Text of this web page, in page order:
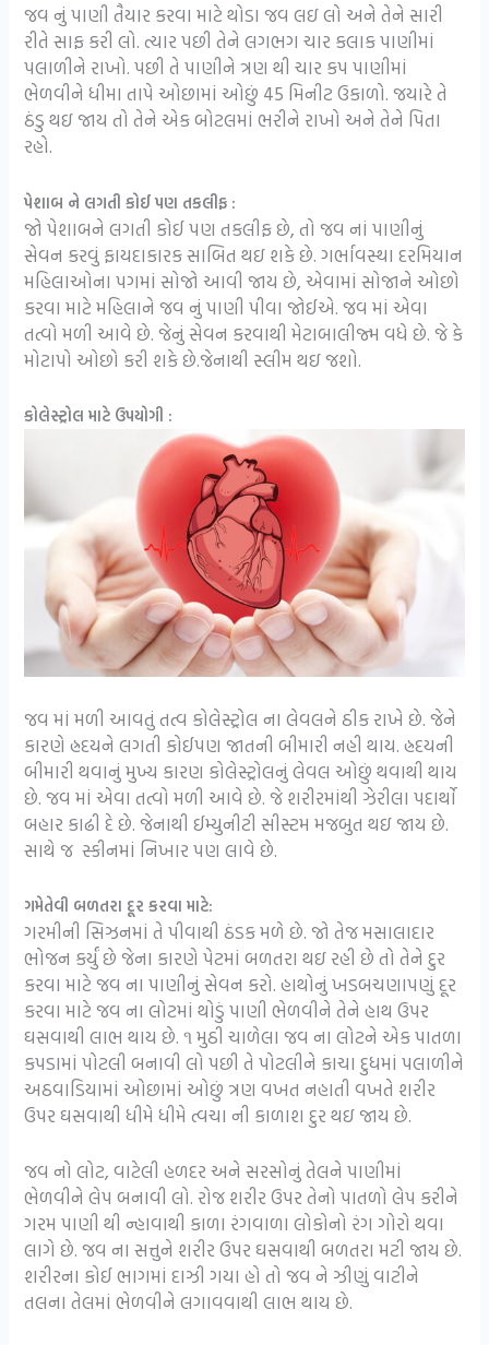
જવ નું પાણી તૈયાર કરવા માટે થોડા જવ લઇ લો અને તેને સારી
રીતે સાફ કરી લો. ત્યાર પછી તેને લગભગ ચાર કલાક પાણીમાં
પલાળીને રાખો. પછી તે પાણીને ત્રણ થી ચાર કપ પાણીમાં
ભેળવીને ધીમા તાપે ઓછામાં ઓછું 45 મિનીટ ઉકાળો. જયારે તે
ઠંડુ થઇ જાય તો તેને એક બોટલમાં ભરીને રાખો અને તેને પિતા
રહો.
પેશાબ ને લગતી કોઈ પણ તકલીફ :
જો પેશાબને લગતી કોઈ પણ તકલીફ છે, તો જવ નાં પાણીનું
સેવન કરવું ફાયદાકારક સાબિત થઇ શકે છે. ગર્ભાવસ્થા દરમિયાન
મહિલાઓના પગમાં સોજો આવી જાય છે, એવામાં સોજાને ઓછો
કરવા માટે મહિલાને જવ નું પાણી પીવા જોઈએ. જવ માં એવા
તત્વો મળી આવે છે. જેનું સેવન કરવાથી મેટાબાલીજ્મ વધે છે. જે કે
મોટાપો ઓછો કરી શકે છે.જેનાથી સ્લીમ થઇ જશો.
કોલેસ્ટ્રોલ માટે ઉપયોગી :
જવ માં મળી આવતું તત્વ કોલેસ્ટ્રોલ ના લેવલને ઠીક રાખે છે. જેને
કારણે હ્રદયને લગતી કોઈપણ જાતની બીમારી નહી થાય. હ્રદયની
બીમારી થવાનું મુખ્ય કારણ કોલેસ્ટ્રોલનું લેવલ ઓછું થવાથી થાય
છે. જવ માં એવા તત્વો મળી આવે છે. જે શરીરમાંથી ઝેરીલા પદાર્થો
બહાર કાઢી દે છે. જેનાથી ઈમ્યુનીટી સીસ્ટમ મજબુત થઇ જાય છે.
સાથે જ સ્કીનમાં નિખાર પણ લાવે છે.
ગમેતેવી બળતરા દૂર કરવા માટે:
ગરમીની સિઝનમાં તે પીવાથી ઠંડક મળે છે. જો તેજ મસાલાદાર
ભોજન કર્યું છે જેના કારણે પેટમાં બળતરા થઇ રહી છે તો તેને દુર
કરવા માટે જવ ના પાણીનું સેવન કરો. હાથોનું ખડબચણાપણું દૂર
કરવા માટે જવ ના લોટમાં થોડું પાણી ભેળવીને તેને હાથ ઉપર
ઘસવાથી લાભ થાય છે. ૧ મુઠી ચાળેલા જવ ના લોટને એક પાતળા
કપડામાં પોટલી બનાવી લો પછી તે પોટલીને કાચા દુધમાં પલાળીને
અઠવાડિયામાં ઓછામાં ઓછું ત્રણ વખત નહાતી વખતે શરીર
ઉપર ઘસવાથી ધીમે ધીમે ત્વચા ની કાળાશ દુર થઇ જાય છે.
જવ નો લોટ, વાટેલી હળદર અને સરસોનું તેલને પાણીમાં
ભેળવીને લેપ બનાવી લો. રોજ શરીર ઉપર તેનો પાતળો લેપ કરીને
ગરમ પાણી થી ન્હાવાથી કાળા રંગવાળા લોકોનો રંગ ગોરો થવા
લાગે છે. જવ ના સત્તુને શરીર ઉપર ઘસવાથી બળતરા મટી જાય છે.
શરીરના કોઈ ભાગમાં દાઝી ગયા હો તો જવ ને ઝીણું વાટીને
તલના તેલમાં ભેળવીને લગાવવાથી લાભ થાય છે.